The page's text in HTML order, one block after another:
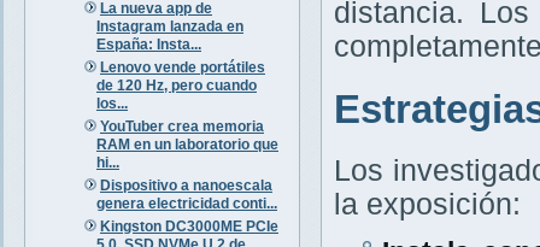
La nueva app de
Instagram lanzada en
España: Insta...
Lenovo vende portátiles
de 120 Hz, pero cuando
los...
YouTuber crea memoria
RAM en un laboratorio que
hi...
Dispositivo a nanoescala
genera electricidad conti...
Kingston DC3000ME PCIe
distancia.
Los
la exposición: